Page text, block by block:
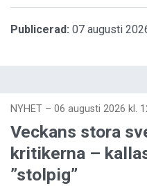
Publicerad: 07 augusti
NYHET – 06 augusti 2026 kl.
Veckans stora
kritikerna –
”stolpig”